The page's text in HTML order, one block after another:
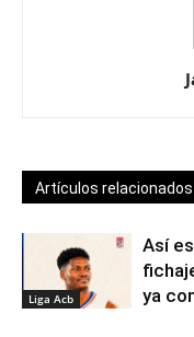
Artículos relacionados
Liga Acb
Así
ya